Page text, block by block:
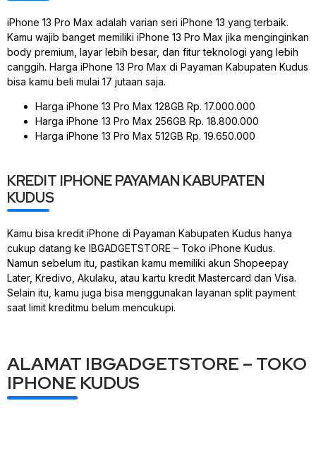
iPhone 13 Pro Max adalah varian seri iPhone 13 yang terbaik.
Kamu wajib banget memiliki iPhone 13 Pro Max jika menginginkan
body premium, layar lebih besar, dan fitur teknologi yang lebih
canggih. Harga iPhone 13 Pro Max di Payaman Kabupaten Kudus
bisa kamu beli mulai 17 jutaan saja.
Harga iPhone 13 Pro Max 128GB Rp. 17.000.000
Harga iPhone 13 Pro Max 256GB Rp. 18.800.000
Harga iPhone 13 Pro Max 512GB Rp. 19.650.000
KREDIT IPHONE PAYAMAN KABUPATEN
KUDUS
Kamu bisa kredit iPhone di Payaman Kabupaten Kudus hanya
cukup datang ke IBGADGETSTORE – Toko iPhone Kudus.
Namun sebelum itu, pastikan kamu memiliki akun Shopeepay
Later, Kredivo, Akulaku, atau kartu kredit Mastercard dan Visa.
Selain itu, kamu juga bisa menggunakan layanan split payment
saat limit kreditmu belum mencukupi.
ALAMAT IBGADGETSTORE – TOKO
IPHONE KUDUS